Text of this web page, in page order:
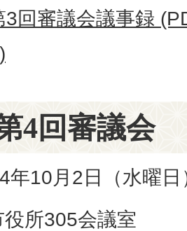
3回審議会議事録
4回審議会
年10月2日（水曜日
所305会議室